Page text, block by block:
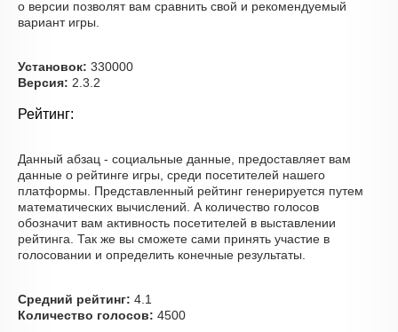
о версии позволят вам сравнить свой и рекомендуемый
вариант игры.
Установок: 330000
Версия: 2.3.2
Рейтинг:
Данный абзац - социальные данные, предоставляет вам
данные о рейтинге игры, среди посетителей нашего
платформы. Представленный рейтинг генерируется путем
математических вычислений. А количество голосов
обозначит вам активность посетителей в выставлении
рейтинга. Так же вы сможете сами принять участие в
голосовании и определить конечные результаты.
Средний рейтинг: 4.1
Количество голосов: 4500